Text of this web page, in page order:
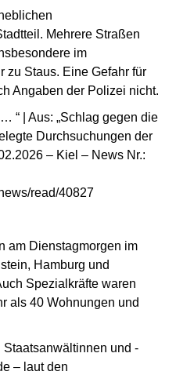
Mehrere Straßen
im
zu Staus. Eine Gefahr für
Angaben der Polizei nicht.
“ | Aus: „Schlag gegen die
Durchsuchungen der
– Kiel – News Nr.:
read/40827
am Dienstagmorgen im
Hamburg und
Spezialkräfte waren
als 40 Wohnungen und
Staatsanwältinnen und -
– laut den